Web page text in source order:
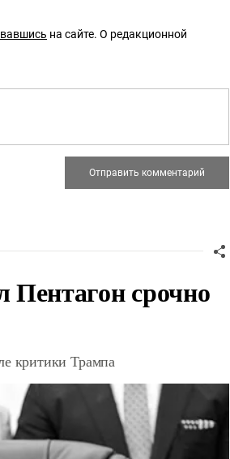
на сайте. О редакционной
Пентагон срочно
критики Трампа